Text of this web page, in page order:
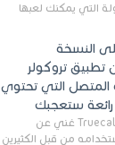
التي يمكنك لعبها
النسخة
تروكولر
المتصل التي تحتوي
ستعجبك
أصبح تطبيق Truecaller غني عن
من قبل الكثيرين